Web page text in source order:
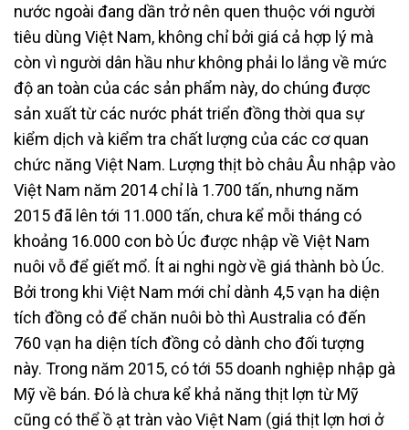
nước ngoài đang dần trở nên quen thuộc với người
tiêu dùng Việt Nam, không chỉ bởi giá cả hợp lý mà
còn vì người dân hầu như không phải lo lắng về mức
độ an toàn của các sản phẩm này, do chúng được
sản xuất từ các nước phát triển đồng thời qua sự
kiểm dịch và kiểm tra chất lượng của các cơ quan
chức năng Việt Nam. Lượng thịt bò châu Âu nhập vào
Việt Nam năm 2014 chỉ là 1.700 tấn, nhưng năm
2015 đã lên tới 11.000 tấn, chưa kể mỗi tháng có
khoảng 16.000 con bò Úc được nhập về Việt Nam
nuôi vỗ để giết mổ. Ít ai nghi ngờ về giá thành bò Úc.
Bởi trong khi Việt Nam mới chỉ dành 4,5 vạn ha diện
tích đồng cỏ để chăn nuôi bò thì Australia có đến
760 vạn ha diện tích đồng cỏ dành cho đối tượng
này. Trong năm 2015, có tới 55 doanh nghiệp nhập gà
Mỹ về bán. Đó là chưa kể khả năng thịt lợn từ Mỹ
cũng có thể ồ ạt tràn vào Việt Nam (giá thịt lợn hơi ở